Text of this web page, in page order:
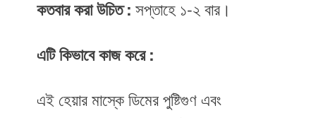
কতবার করা উচিত : সপ্তাহে ১-২ বার।
এটি কিভাবে কাজ করে :
এই হেয়ার মাস্কে ডিমের পুষ্টিগুণ এবং